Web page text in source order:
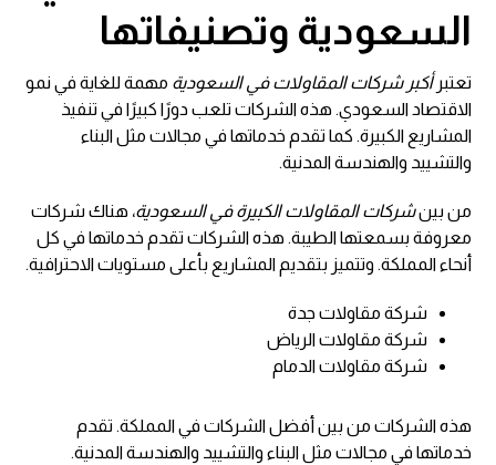
السعودية وتصنيفاتها
تعتبرأكبر شركات المقاولات في السعودية مهمة للغاية في نمو
الاقتصاد السعودي. هذه الشركات تلعب دورًا كبيرًا في تنفيذ
المشاريع الكبيرة. كما تقدم خدماتها في مجالات مثل البناء
والتشييد والهندسة المدنية.
من بينشركات المقاولات الكبيرة في السعودية، هناك شركات
معروفة بسمعتها الطيبة. هذه الشركات تقدم خدماتها في كل
أنحاء المملكة. وتتميز بتقديم المشاريع بأعلى مستويات الاحترافية.
شركة مقاولات جدة
شركة مقاولات الرياض
شركة مقاولات الدمام
هذه الشركات من بين أفضل الشركات في المملكة. تقدم
خدماتها في مجالات مثل البناء والتشييد والهندسة المدنية.